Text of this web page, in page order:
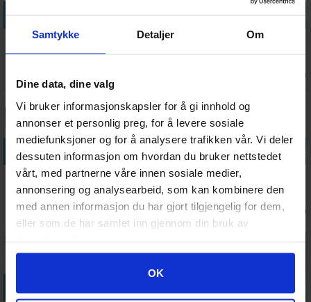
Samtykke Detaljer Om
Dine data, dine valg
Vi bruker informasjonskapsler for å gi innhold og
annonser et personlig preg, for å levere sosiale
mediefunksjoner og for å analysere trafikken vår. Vi deler
dessuten informasjon om hvordan du bruker nettstedet
vårt, med partnerne våre innen sosiale medier,
annonsering og analysearbeid, som kan kombinere den
med annen informasjon du har gjort tilgjengelig for dem,
eller som de har samlet inn gjennom din bruk av
Googles retningslinjer for personvern
OK
Disturbed
Friends
363,- 27.08.2026
Unstable
Unicorns
Brettspill
389,-
Alias Brettspill
Legg i
Monikers
Antall på
Legg i handlekurven
Zombie
Kittens
Kortspill
(Norske
278,- Antall på
lager:9
Legg i handlekurven
Politisk
Ukorrekt 3
Brettspill
Antall på
lager:14
Legg i handlekurven
Joking Hazard
Enlarged Box
142,- Ventes inn
13.08.2026
Legg i
Partyspill
Antall på
Legg i handlekurvenLegg i handlekurvenLegg i handlekurven
Legg i